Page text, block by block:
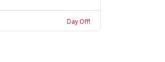
Day Off!